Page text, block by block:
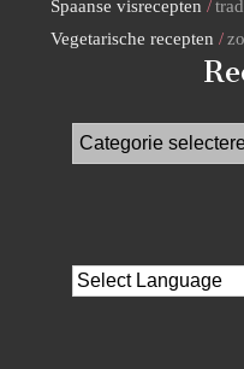
Spaanse visrecepten
Vegetarische recepten